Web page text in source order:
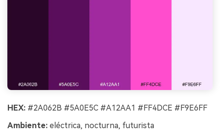
HEX: #2A062B #5A0E5C #A12AA1 #FF4DCE #F9E6FF
Ambiente: eléctrica, nocturna, futurista